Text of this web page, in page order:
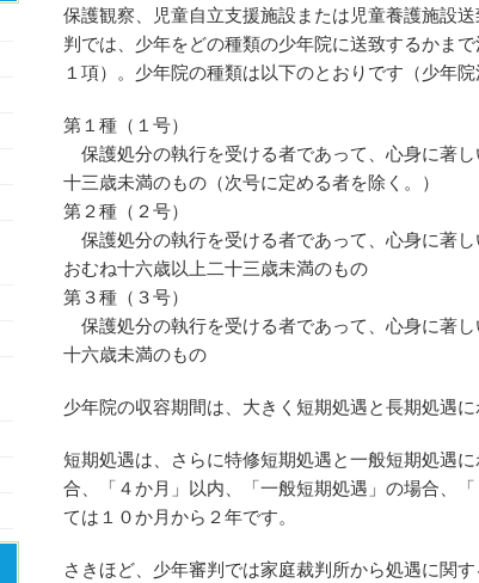
保護観察、児童自立支援施設または児童養護施設
判では、少年をどの種類の少年院に送致するかま
１項）。少年院の種類は以下のとおりです（少年院
第１種（１号）
保護処分の執行を受ける者であって、心身に著
十三歳未満のもの（次号に定める者を除く。）
第２種（２号）
保護処分の執行を受ける者であって、心身に著
おむね十六歳以上二十三歳未満のもの
第３種（３号）
保護処分の執行を受ける者であって、心身に著
十六歳未満のもの
少年院の収容期間は、大きく短期処遇と長期処遇に
短期処遇は、さらに特修短期処遇と一般短期処遇
合、「４か月」以内、「一般短期処遇」の場合、
ては１０か月から２年です。
さきほど、少年審判では家庭裁判所から処遇に関